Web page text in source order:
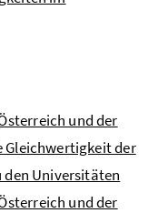
und der
Gleichwertigkeit der
den Universitäten
und der